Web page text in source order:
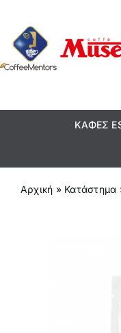
περιεχόμενο
ΚΑΦΕΣ
Αρχική » Κατάστημα